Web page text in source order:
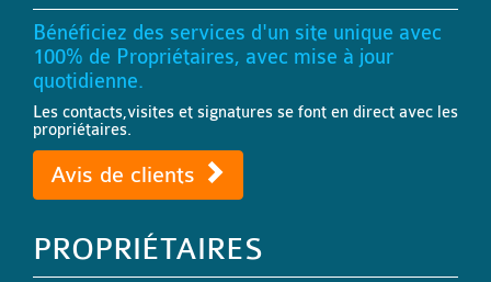
Bénéficiez des services d'un site unique avec
100% de Propriétaires, avec mise à jour
quotidienne.
Les contacts,visites et signatures se font en direct avec les
propriétaires.
Avis de clients
PROPRIÉTAIRES